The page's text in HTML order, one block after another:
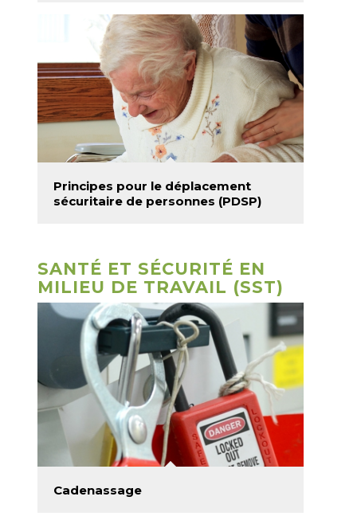
Principes pour le déplacement
sécuritaire de personnes (PDSP)
SANTÉ ET SÉCURITÉ EN
MILIEU DE TRAVAIL (SST)
Cadenassage